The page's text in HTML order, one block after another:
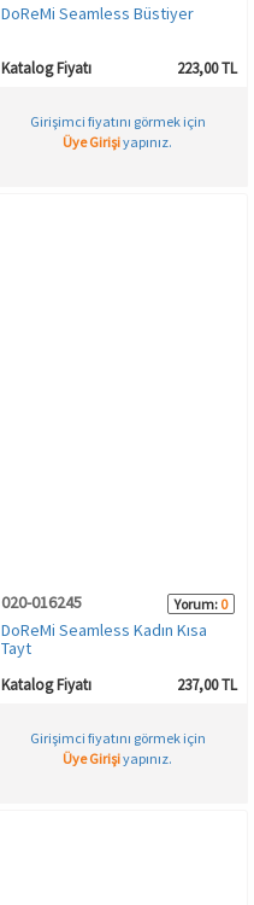
DoReMi Seamless Büstiyer
Katalog Fiyatı 223,00 TL
Girişimci fiyatını görmek için
Üye Girişiyapınız.
020-016245 Yorum: 0
DoReMi Seamless Kadın Kısa
Tayt
Katalog Fiyatı 237,00 TL
Girişimci fiyatını görmek için
Üye Girişiyapınız.